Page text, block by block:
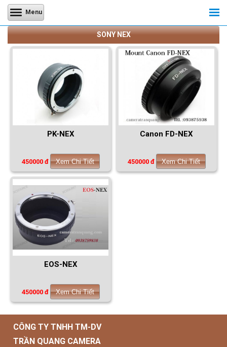
Menu
SONY NEX
PK-NEX
450000 đ Xem Chi Tiết
Canon FD-NEX
450000 đ Xem Chi Tiết
EOS-NEX
450000 đ Xem Chi Tiết
CÔNG TY TNHH TM-DV
TRẦN QUANG CAMERA